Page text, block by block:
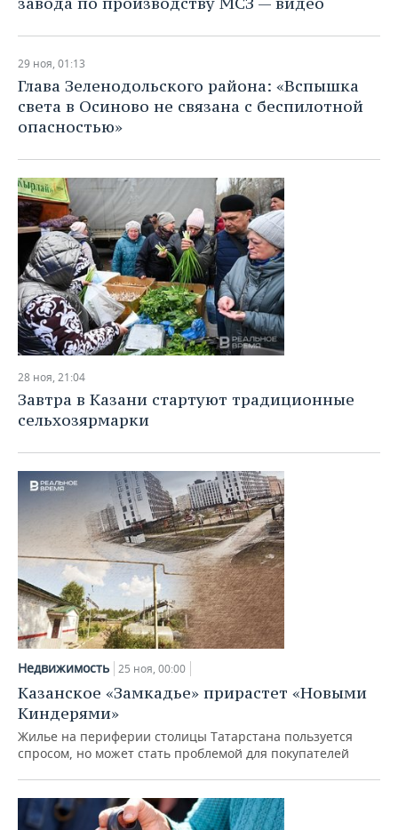
29 ноя, 01:13
Глава Зеленодольского района: «Вспышка
света в Осиново не связана с беспилотной
опасностью»
28 ноя, 21:04
Завтра в Казани стартуют традиционные
сельхозярмарки
Недвижимость 25 ноя, 00:00
Казанское «Замкадье» прирастет «Новыми
Киндерями»
Жилье на периферии столицы Татарстана пользуется
спросом, но может стать проблемой для покупателей